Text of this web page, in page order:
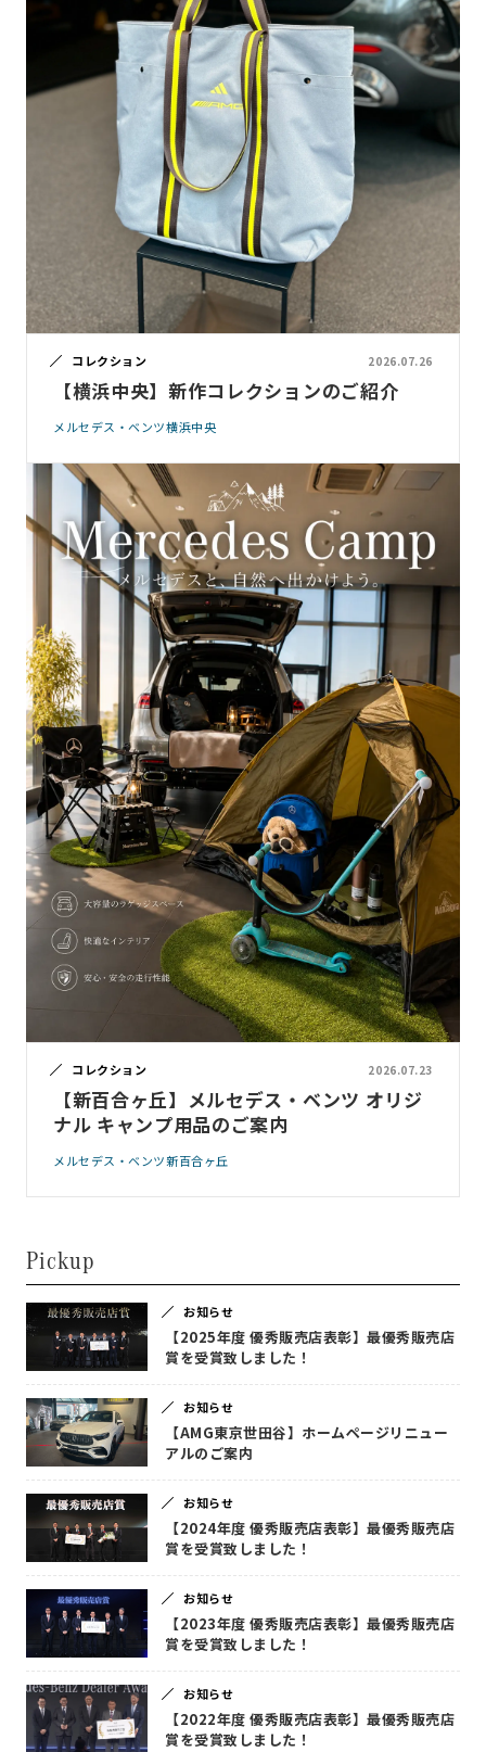
コレクション 2026.07.26
【横浜中央】新作コレクションのご紹介
メルセデス・ベンツ横浜中央
コレクション 2026.07.23
【新百合ヶ丘】メルセデス・ベンツ オリジ
ナル キャンプ用品のご案内
メルセデス・ベンツ新百合ヶ丘
Pickup
お知らせ
【2025年度 優秀販売店表彰】最優秀販売店
賞を受賞致しました！
お知らせ
【AMG東京世田谷】ホームページリニュー
アルのご案内
お知らせ
【2024年度 優秀販売店表彰】最優秀販売店
賞を受賞致しました！
お知らせ
【2023年度 優秀販売店表彰】最優秀販売店
賞を受賞致しました！
お知らせ
【2022年度 優秀販売店表彰】最優秀販売店
賞を受賞致しました！